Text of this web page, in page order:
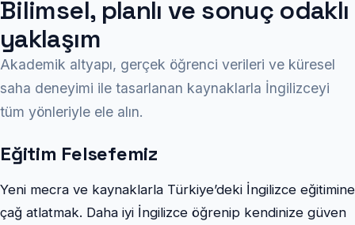
Bilimsel, planlı ve sonuç odaklı
yaklaşım
Akademik altyapı, gerçek öğrenci verileri ve küresel
saha deneyimi ile tasarlanan kaynaklarla İngilizceyi
tüm yönleriyle ele alın.
Eğitim Felsefemiz
Yeni mecra ve kaynaklarla Türkiye’deki İngilizce eğitimine
çağ atlatmak. Daha iyi İngilizce öğrenip kendinize güven